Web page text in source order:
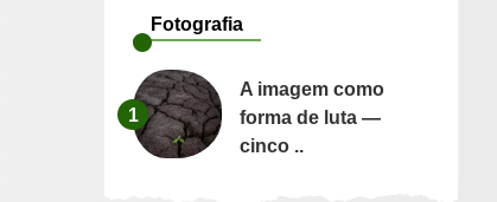
Fotografia
1
A imagem como
forma de luta —
cinco ..